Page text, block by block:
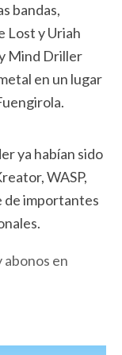
bandas,
Lost y Uriah
Mind Driller
en un lugar
ya habían sido
WASP,
de importantes
abonos en